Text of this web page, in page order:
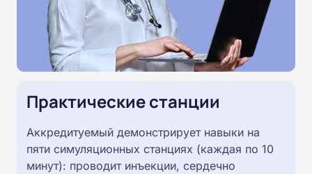
Практические станции
Аккредитуемый демонстрирует навыки на
пяти симуляционных станциях (каждая по 10
минут): проводит инъекции, сердечно